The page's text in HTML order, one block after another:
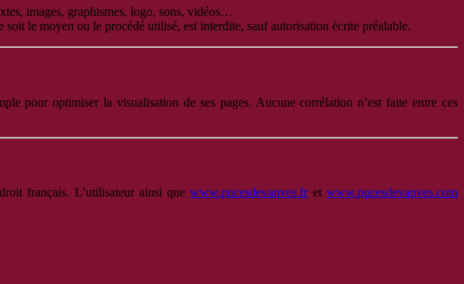
images, graphismes, logo, sons, vidéos…
le moyen ou le procédé utilisé, est interdite, sauf autorisation écrite préalable.
pour optimiser la visualisation de ses pages. Aucune corrélation n’est faite entre ces
français. L’utilisateur ainsi quewww.pucesdevanves.fretwww.pucesdevanves.com